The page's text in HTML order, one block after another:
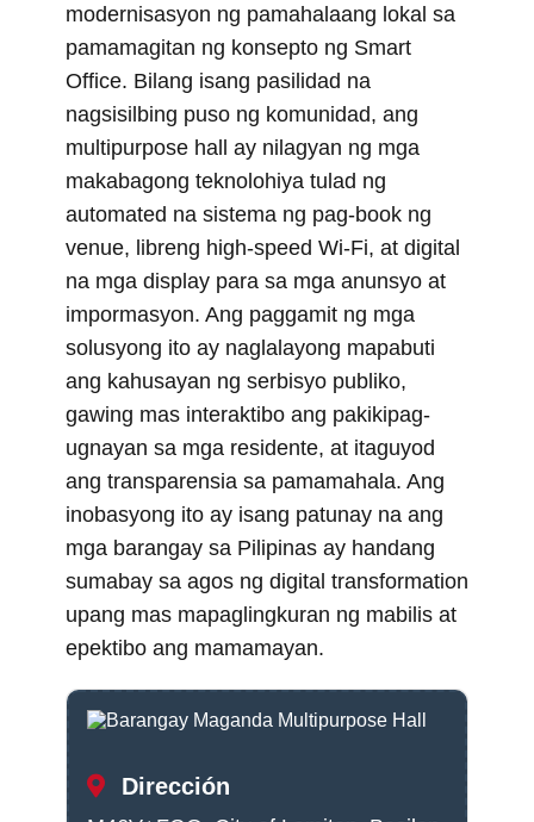
r
t
modernisasyon ng pamahalaang lokal sa
pamamagitan ng konsepto ng Smart
Office. Bilang isang pasilidad na
nagsisilbing puso ng komunidad, ang
multipurpose hall ay nilagyan ng mga
makabagong teknolohiya tulad ng
automated na sistema ng pag-book ng
venue, libreng high-speed Wi-Fi, at digital
na mga display para sa mga anunsyo at
impormasyon. Ang paggamit ng mga
solusyong ito ay naglalayong mapabuti
ang kahusayan ng serbisyo publiko,
gawing mas interaktibo ang pakikipag-
ugnayan sa mga residente, at itaguyod
ang transparensia sa pamamahala. Ang
inobasyong ito ay isang patunay na ang
mga barangay sa Pilipinas ay handang
sumabay sa agos ng digital transformation
upang mas mapaglingkuran ng mabilis at
epektibo ang mamamayan.
Dirección